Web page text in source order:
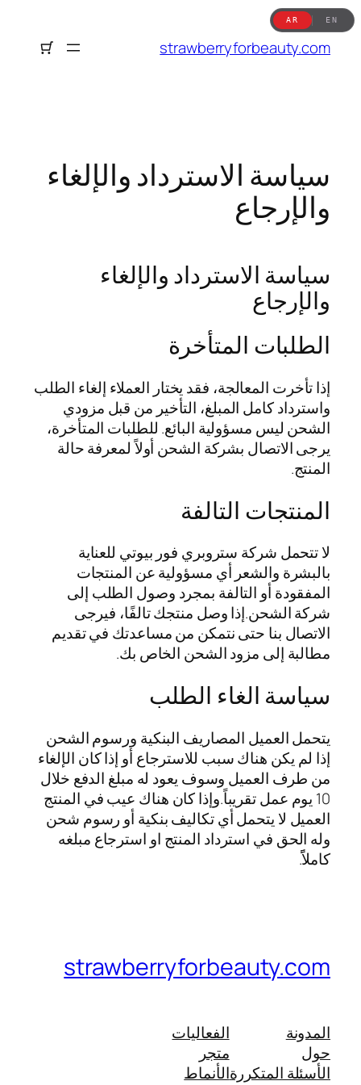
AR EN
تخطى
إلى
المحتوى
strawberryforbeauty.com
سياسة الاسترداد والإلغاء
والإرجاع
سياسة الاسترداد والإلغاء
والإرجاع
الطلبات المتأخرة
إذا تأخرت المعالجة، فقد يختار العملاء إلغاء الطلب
واسترداد كامل المبلغ، التأخير من قبل مزودي
الشحن ليس مسؤولية البائع. للطلبات المتأخرة،
يرجى الاتصال بشركة الشحن أولاً لمعرفة حالة
المنتج.
المنتجات التالفة
لا تتحمل شركة ستروبري فور بيوتي للعناية
بالبشرة والشعر أي مسؤولية عن المنتجات
المفقودة أو التالفة بمجرد وصول الطلب إلى
شركة الشحن.إذا وصل منتجك تالفًا، فيرجى
الاتصال بنا حتى نتمكن من مساعدتك في تقديم
مطالبة إلى مزود الشحن الخاص بك.
سياسة الغاء الطلب
يتحمل العميل المصاريف البنكية ورسوم الشحن
إذا لم يكن هناك سبب للاسترجاع أو إذا كان الإلغاء
من طرف العميل وسوف يعود له مبلغ الدفع خلال
10 يوم عمل تقريباً.وإذا كان هناك عيب في المنتج
العميل لا يتحمل أي تكاليف بنكية أو رسوم شحن
وله الحق في استرداد المنتج او استرجاع مبلغه
كاملاًً.
strawberryforbeauty.com
المدونة
حول
الأسئلة المتكررة
الفعاليات
متجر
الأنماط